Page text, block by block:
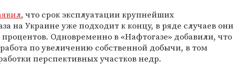
, что срок эксплуатации крупнейших
на Украине уже подходит к концу, в ряде случаев они
Одновременно в «Нафтогазе» добавили, что
по увеличению собственной добычи, в том
перспективных участков недр.